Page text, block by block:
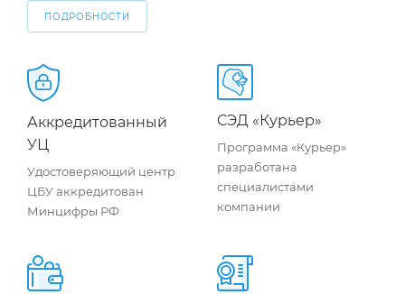
ПОДРОБНОСТИ
Аккредитованный
УЦ
Удостоверяющий центр
ЦБУ аккредитован
Минцифры РФ
СЭД «Курьер»
Программа «Курьер»
разработана
специалистами
компании